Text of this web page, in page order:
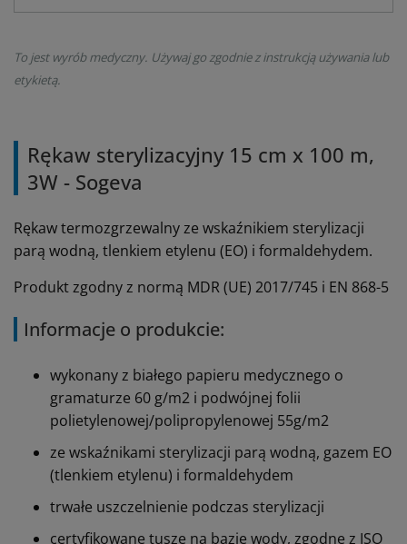
To jest wyrób medyczny. Używaj go zgodnie z instrukcją używania lub
etykietą.
Rękaw sterylizacyjny 15 cm x 100 m,
3W - Sogeva
Rękaw termozgrzewalny ze wskaźnikiem sterylizacji
parą wodną, tlenkiem etylenu (EO) i formaldehydem.
Produkt zgodny z normą MDR (UE) 2017/745 i EN 868-5
Informacje o produkcie:
wykonany z białego papieru medycznego o
gramaturze 60 g/m2 i podwójnej folii
polietylenowej/polipropylenowej 55g/m2
ze wskaźnikami sterylizacji parą wodną, gazem EO
(tlenkiem etylenu) i formaldehydem
trwałe uszczelnienie podczas sterylizacji
certyfikowane tusze na bazie wody, zgodne z ISO